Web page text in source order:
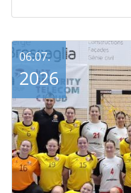
06.07.
2026